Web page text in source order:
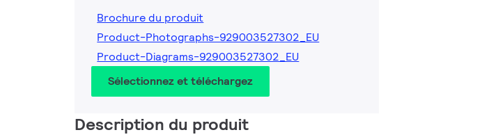
Brochure du produit
Product-Photographs-929003527302_EU
Product-Diagrams-929003527302_EU
Sélectionnez et téléchargez
Description du produit